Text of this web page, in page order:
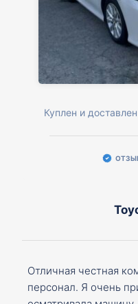
Куплен и
Отличная честная
персонал. Я очень